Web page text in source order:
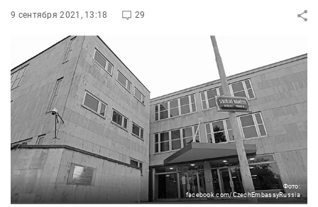
9 сентября 2021, 13:18 29
Фото:
facebook.com/CzechEmbassyRussia